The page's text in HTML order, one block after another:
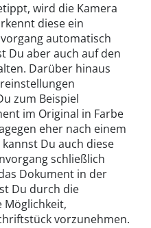
wird die Kamera
diese ein
automatisch
Du aber auch auf den
Darüber hinaus
zum Beispiel
im Original in Farbe
eher nach einem
Du auch diese
schließlich
Dokument in der
Du durch die
Möglichkeit,
vorzunehmen.